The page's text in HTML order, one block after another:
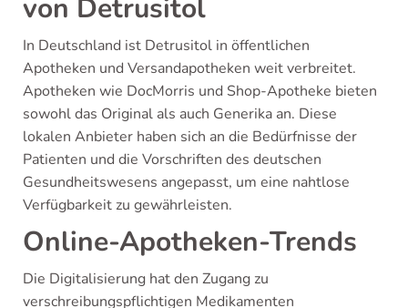
von Detrusitol
In Deutschland ist Detrusitol in öffentlichen
Apotheken und Versandapotheken weit verbreitet.
Apotheken wie DocMorris und Shop-Apotheke bieten
sowohl das Original als auch Generika an. Diese
lokalen Anbieter haben sich an die Bedürfnisse der
Patienten und die Vorschriften des deutschen
Gesundheitswesens angepasst, um eine nahtlose
Verfügbarkeit zu gewährleisten.
Online-Apotheken-Trends
Die Digitalisierung hat den Zugang zu
verschreibungspflichtigen Medikamenten